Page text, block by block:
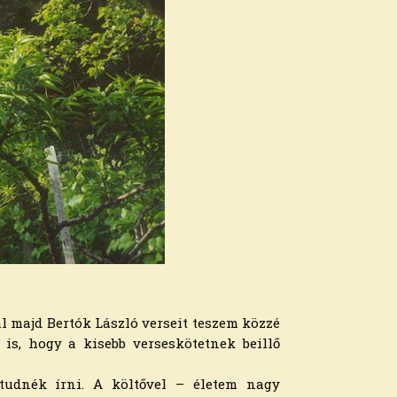
Bertók László verseit teszem közzé
hogy a kisebb verseskötetnek beillő
írni. A költővel – életem nagy